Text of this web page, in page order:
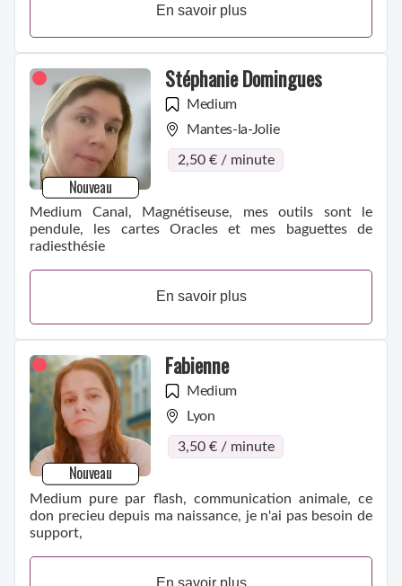
En savoir plus
Nouveau
Stéphanie Domingues
Medium
Mantes-la-Jolie
2,50 € / minute
Medium Canal, Magnétiseuse, mes outils sont le
pendule, les cartes Oracles et mes baguettes de
radiesthésie
En savoir plus
Nouveau
Fabienne
Medium
Lyon
3,50 € / minute
Medium pure par flash, communication animale, ce
don precieu depuis ma naissance, je n'ai pas besoin de
support,